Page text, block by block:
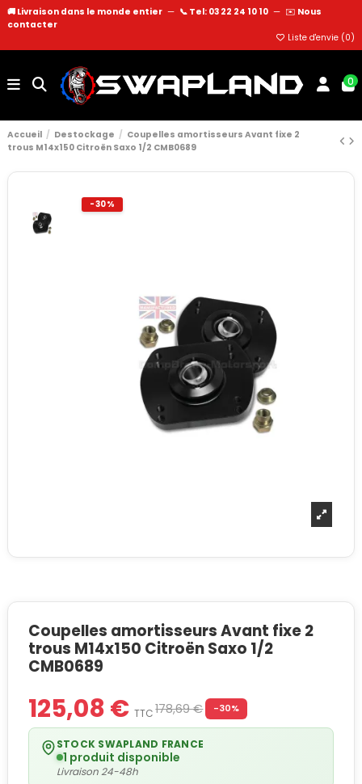
🚚 Livraison dans le monde entier — 📞 Tel: 03 22 24 10 10 — ✉️ Nous
contacter
Liste d'envie (0)
0
Accueil Destockage
Coupelles amortisseurs Avant fixe 2
trous M14x150 Citroën Saxo 1/2 CMB0689
-30%
Coupelles amortisseurs Avant fixe 2
trous M14x150 Citroën Saxo 1/2
CMB0689
125,08 € TTC178,69 € -30%
STOCK SWAPLAND FRANCE
1 produit disponible
Livraison 24-48h